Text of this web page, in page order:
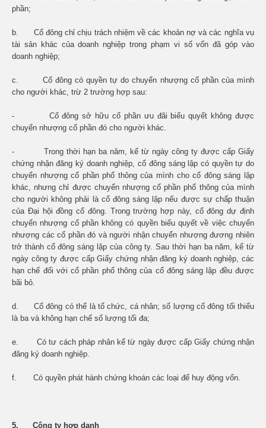
phần;
b. Cổ đông chỉ chịu trách nhiệm về các khoản nợ và các nghĩa vụ
tài sản khác của doanh nghiệp trong phạm vi số vốn đã góp vào
doanh nghiệp;
c. Cổ đông có quyền tự do chuyển nhượng cổ phần của mình
cho người khác, trừ 2 trường hợp sau:
- Cổ đông sở hữu cổ phần ưu đãi biểu quyết không được
chuyển nhượng cổ phần đó cho người khác.
- Trong thời hạn ba năm, kể từ ngày công ty được cấp Giấy
chứng nhận đăng ký doanh nghiệp, cổ đông sáng lập có quyền tự do
chuyển nhượng cổ phần phổ thông của mình cho cổ đông sáng lập
khác, nhưng chỉ được chuyển nhượng cổ phần phổ thông của mình
cho người không phải là cổ đông sáng lập nếu được sự chấp thuận
của Đại hội đồng cổ đông. Trong trường hợp này, cổ đông dự định
chuyển nhượng cổ phần không có quyền biểu quyết về việc chuyển
nhượng các cổ phần đó và người nhận chuyển nhượng đương nhiên
trở thành cổ đông sáng lập của công ty. Sau thời hạn ba năm, kể từ
ngày công ty được cấp Giấy chứng nhận đăng ký doanh nghiệp, các
hạn chế đối với cổ phần phổ thông của cổ đông sáng lập đều được
bãi bỏ.
d. Cổ đông có thể là tổ chức, cá nhân; số lượng cổ đông tối thiểu
là ba và không hạn chế số lượng tối đa;
e. Có tư cách pháp nhân kể từ ngày được cấp Giấy chứng nhận
đăng ký doanh nghiệp.
f. Có quyền phát hành chứng khoán các loại để huy động vốn.
5. Công ty hợp danh